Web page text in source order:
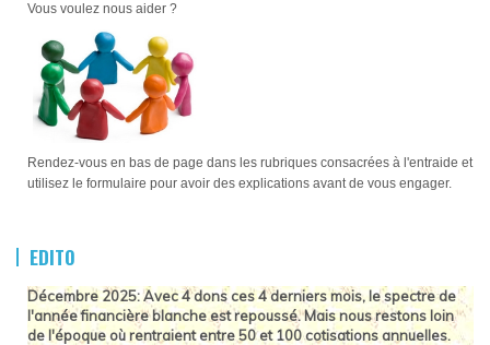
Vous voulez nous aider ?
Rendez-vous en bas de page dans les rubriques consacrées à l'entraide et
utilisez le formulaire pour avoir des explications avant de vous engager.
EDITO
Décembre 2025: Avec 4 dons ces 4 derniers mois, le spectre de
l'année financière blanche est repoussé. Mais nous restons loin
de l'époque où rentraient entre 50 et 100 cotisations annuelles.